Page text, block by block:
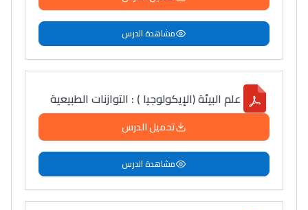
مشاهدة الدرس
علم البيئة (الإيكولوجيا ) : التوازنات الطبيعية
تحميل الدرس
مشاهدة الدرس